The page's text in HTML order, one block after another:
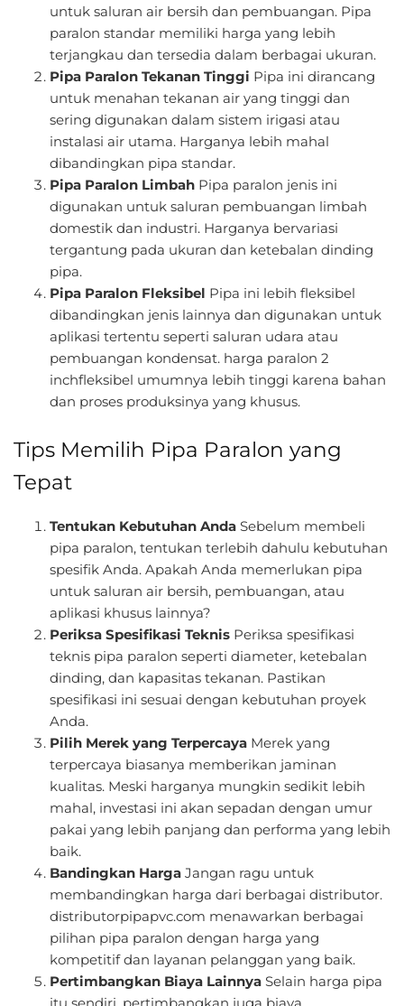
untuk saluran air bersih dan pembuangan. Pipa
paralon standar memiliki harga yang lebih
terjangkau dan tersedia dalam berbagai ukuran.
Pipa Paralon Tekanan Tinggi Pipa ini dirancang
untuk menahan tekanan air yang tinggi dan
sering digunakan dalam sistem irigasi atau
instalasi air utama. Harganya lebih mahal
dibandingkan pipa standar.
Pipa Paralon Limbah Pipa paralon jenis ini
digunakan untuk saluran pembuangan limbah
domestik dan industri. Harganya bervariasi
tergantung pada ukuran dan ketebalan dinding
pipa.
Pipa Paralon Fleksibel Pipa ini lebih fleksibel
dibandingkan jenis lainnya dan digunakan untuk
aplikasi tertentu seperti saluran udara atau
pembuangan kondensat. harga paralon 2
inchfleksibel umumnya lebih tinggi karena bahan
dan proses produksinya yang khusus.
Tips Memilih Pipa Paralon yang
Tepat
Tentukan Kebutuhan Anda Sebelum membeli
pipa paralon, tentukan terlebih dahulu kebutuhan
spesifik Anda. Apakah Anda memerlukan pipa
untuk saluran air bersih, pembuangan, atau
aplikasi khusus lainnya?
Periksa Spesifikasi Teknis Periksa spesifikasi
teknis pipa paralon seperti diameter, ketebalan
dinding, dan kapasitas tekanan. Pastikan
spesifikasi ini sesuai dengan kebutuhan proyek
Anda.
Pilih Merek yang Terpercaya Merek yang
terpercaya biasanya memberikan jaminan
kualitas. Meski harganya mungkin sedikit lebih
mahal, investasi ini akan sepadan dengan umur
pakai yang lebih panjang dan performa yang lebih
baik.
Bandingkan Harga Jangan ragu untuk
membandingkan harga dari berbagai distributor.
distributorpipapvc.com menawarkan berbagai
pilihan pipa paralon dengan harga yang
kompetitif dan layanan pelanggan yang baik.
Pertimbangkan Biaya Lainnya Selain harga pipa
itu sendiri, pertimbangkan juga biaya